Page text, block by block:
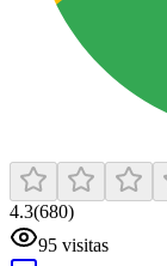
4.3(680)
95 visitas